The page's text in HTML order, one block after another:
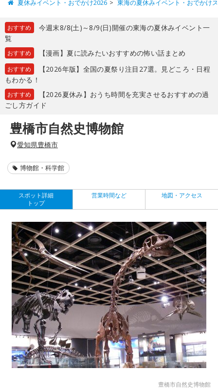
夏休みイベント・おでかけ2026 東海の夏休みイベント・おでかけ
おすすめ
今週末8/8(土)～8/9(日)開催の東海の夏休みイベント一
覧
おすすめ 【漫画】夏に読みたいおすすめの怖い話まとめ
おすすめ
【2026年版】全国の夏祭り注目27選。見どころ・日程
もわかる！
おすすめ
【2026夏休み】おうち時間を充実させるおすすめの過
ごし方ガイド
豊橋市自然史博物館
愛知県豊橋市
博物館・科学館
スポット詳細
トップ
営業時間など 地図・アクセス
豊橋市自然史博物館